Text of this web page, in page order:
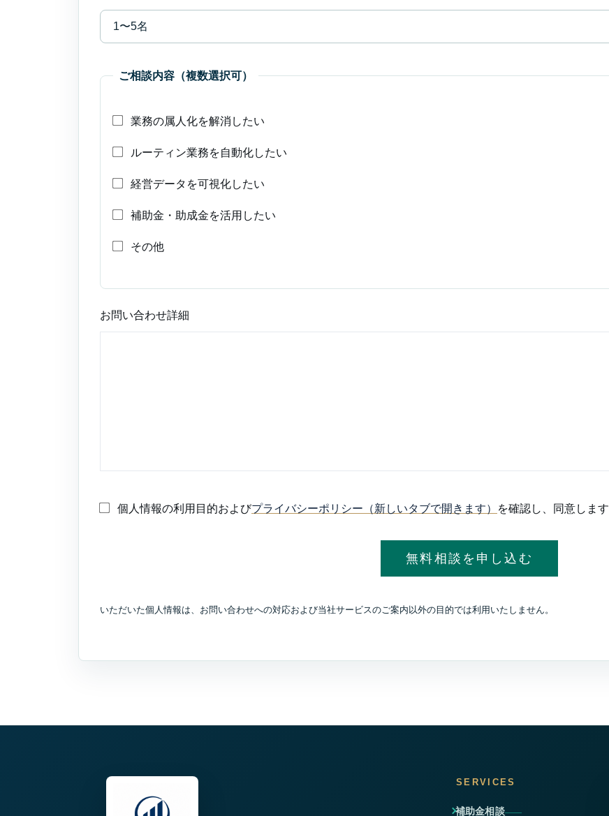
ご相談内容（複数選択可）
業務の属人化を解消したい
ルーティン業務を自動化したい
経営データを可視化したい
補助金・助成金を活用したい
その他
お問い合わせ詳細
個人情報の利用目的およびプライバシーポリシー（新しいタブで開きます） を確認し、同意します
いただいた個人情報は、お問い合わせへの対応および当社サービスのご案内以外の目的では利用いたしません。
SERVICES
補助金相談